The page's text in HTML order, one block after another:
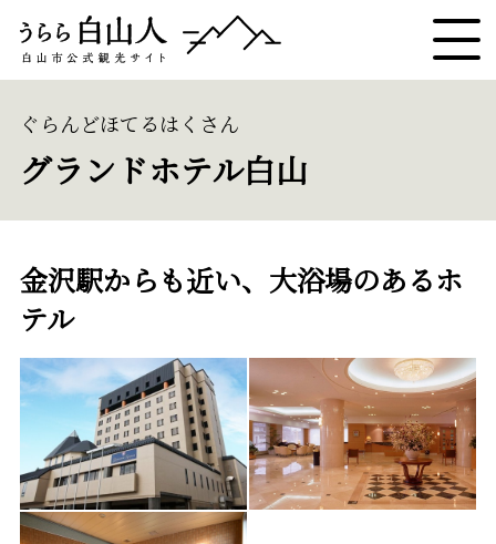
グランドホテル白山
ぐらんどほてるはくさん
金沢駅からも近い、大浴場のあるホ
テル